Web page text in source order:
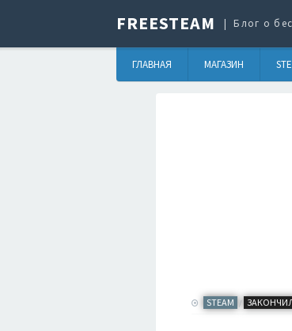
FREESTEAM Блог о
ГЛАВНАЯ МАГАЗИН
STEAM /